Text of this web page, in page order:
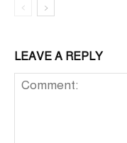
LEAVE A REPLY